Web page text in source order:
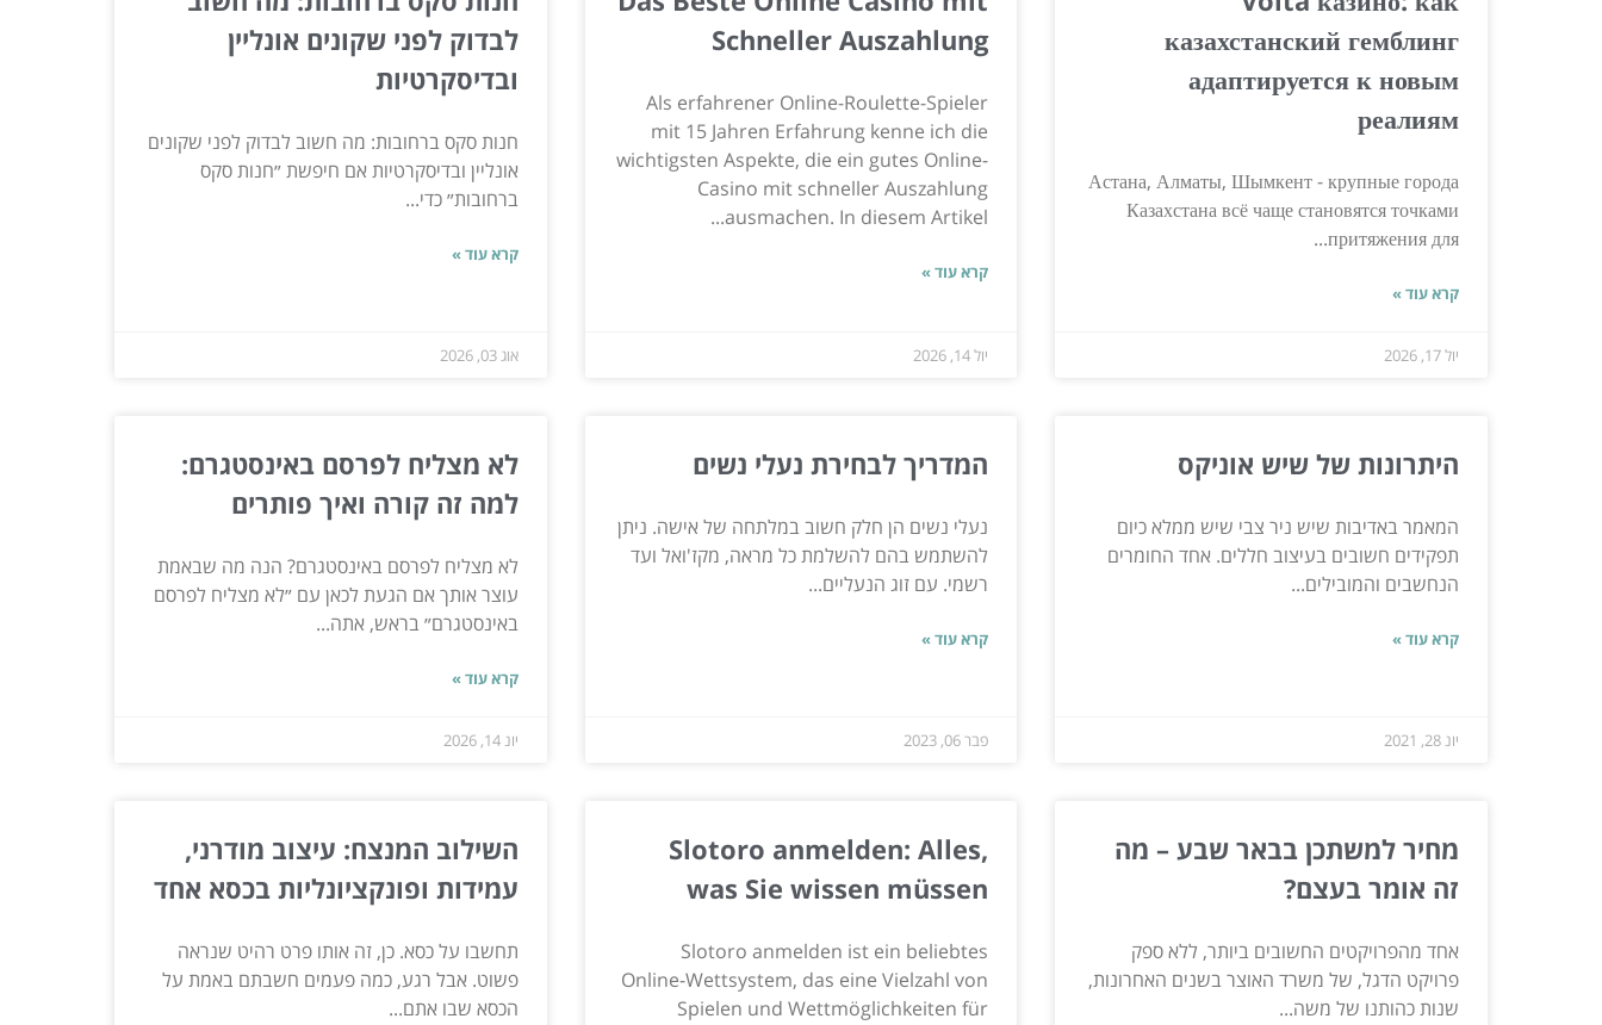
казахстанский гемблинг
адаптируется к новым
реалиям
Астана, Алматы, Шымкент - крупные города
Казахстана всё чаще становятся точками
притяжения для...
קרא עוד »
יול 17, 2026
Schneller Auszahlung
Als erfahrener Online-Roulette-Spieler
mit 15 Jahren Erfahrung kenne ich die
wichtigsten Aspekte, die ein gutes Online-
Casino mit schneller Auszahlung
ausmachen. In diesem Artikel...
קרא עוד »
יול 14, 2026
לבדוק לפני שקונים אונליין
ובדיסקרטיות
חנות סקס ברחובות: מה חשוב לבדוק לפני שקונים
אונליין ובדיסקרטיות אם חיפשת ״חנות סקס
ברחובות״ כדי...
קרא עוד »
אוג 03, 2026
היתרונות של שיש אוניקס
המאמר באדיבות שיש ניר צבי שיש ממלא כיום
תפקידים חשובים בעיצוב חללים. אחד החומרים
הנחשבים והמובילים...
קרא עוד »
יונ 28, 2021
המדריך לבחירת נעלי נשים
נעלי נשים הן חלק חשוב במלתחה של אישה. ניתן
להשתמש בהם להשלמת כל מראה, מקז'ואל ועד
רשמי. עם זוג הנעליים...
קרא עוד »
פבר 06, 2023
לא מצליח לפרסם באינסטגרם:
למה זה קורה ואיך פותרים
לא מצליח לפרסם באינסטגרם? הנה מה שבאמת
עוצר אותך אם הגעת לכאן עם ״לא מצליח לפרסם
באינסטגרם״ בראש, אתה...
קרא עוד »
יונ 14, 2026
מחיר למשתכן בבאר שבע – מה
זה אומר בעצם?
אחד מהפרויקטים החשובים ביותר, ללא ספק
פרויקט הדגל, של משרד האוצר בשנים האחרונות,
שנות כהותנו של משה...
Slotoro anmelden: Alles,
was Sie wissen müssen
Slotoro anmelden ist ein beliebtes
Online-Wettsystem, das eine Vielzahl von
Spielen und Wettmöglichkeiten für
השילוב המנצח: עיצוב מודרני,
עמידות ופונקציונליות בכסא אחד
תחשבו על כסא. כן, זה אותו פרט רהיט שנראה
פשוט. אבל רגע, כמה פעמים חשבתם באמת על
הכסא שבו אתם...